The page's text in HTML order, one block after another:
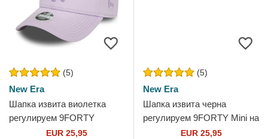
(5)
New Era
Шапка извита виолетка
регулируем 9FORTY
League Essential на New
EUR 25,95
(5)
New Era
Шапка извита черна
регулируем 9FORTY Mini на
New York Yankees MLB от
EUR 25,95